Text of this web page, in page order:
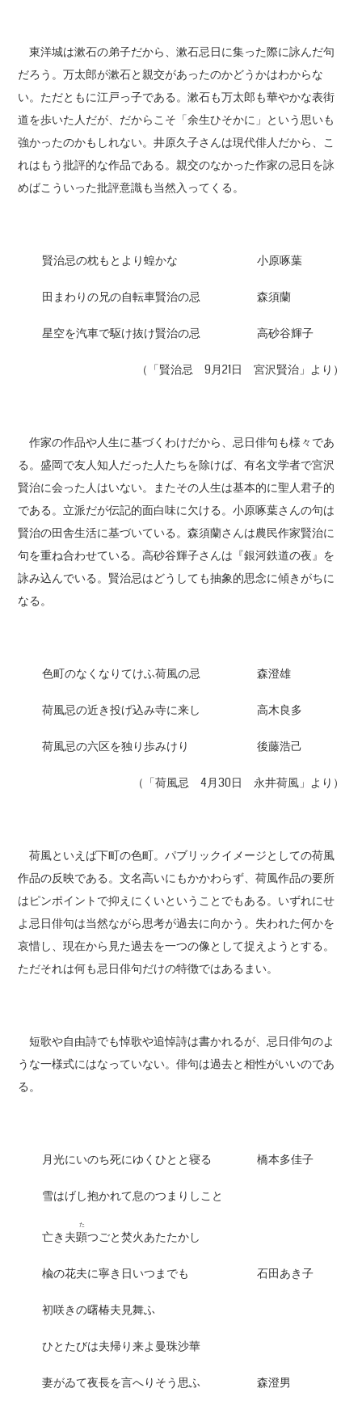
東洋城は漱石の弟子だから、漱石忌日に集った際に詠んだ句
だろう。万太郎が漱石と親交があったのかどうかはわからな
い。ただともに江戸っ子である。漱石も万太郎も華やかな表街
道を歩いた人だが、だからこそ「余生ひそかに」という思いも
強かったのかもしれない。井原久子さんは現代俳人だから、こ
れはもう批評的な作品である。親交のなかった作家の忌日を詠
めばこういった批評意識も当然入ってくる。
賢治忌の枕もとより蝗かな 小原啄葉
田まわりの兄の自転車賢治の忌 森須蘭
星空を汽車で駆け抜け賢治の忌 高砂谷輝子
（「賢治忌 9月21日 宮沢賢治」より）
作家の作品や人生に基づくわけだから、忌日俳句も様々であ
る。盛岡で友人知人だった人たちを除けば、有名文学者で宮沢
賢治に会った人はいない。またその人生は基本的に聖人君子的
である。立派だが伝記的面白味に欠ける。小原啄葉さんの句は
賢治の田舎生活に基づいている。森須蘭さんは農民作家賢治に
句を重ね合わせている。高砂谷輝子さんは『銀河鉄道の夜』を
詠み込んでいる。賢治忌はどうしても抽象的思念に傾きがちに
なる。
色町のなくなりてけふ荷風の忌 森澄雄
荷風忌の近き投げ込み寺に来し 高木良多
荷風忌の六区を独り歩みけり 後藤浩己
（「荷風忌 4月30日 永井荷風」より）
荷風といえば下町の色町。パブリックイメージとしての荷風
作品の反映である。文名高いにもかかわらず、荷風作品の要所
はピンポイントで抑えにくいということでもある。いずれにせ
よ忌日俳句は当然ながら思考が過去に向かう。失われた何かを
哀惜し、現在から見た過去を一つの像として捉えようとする。
ただそれは何も忌日俳句だけの特徴ではあるまい。
短歌や自由詩でも悼歌や追悼詩は書かれるが、忌日俳句のよ
うな一様式にはなっていない。俳句は過去と相性がいいのであ
る。
月光にいのち死にゆくひとと寝る 橋本多佳子
雪はげし抱かれて息のつまりしこと
亡き夫顕
た
つごと焚火あたたかし
楡の花夫に寧き日いつまでも 石田あき子
初咲きの曙椿夫見舞ふ
ひとたびは夫帰り来よ曼珠沙華
妻がゐて夜長を言へりそう思ふ 森澄男